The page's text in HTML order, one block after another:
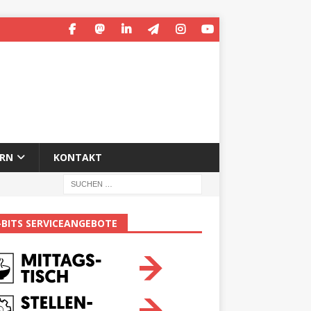
KONTAKT
SERVICEANGEBOTE